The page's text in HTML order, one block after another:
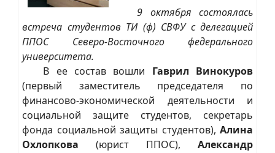
9 октября состоялась
встреча студентов ТИ (ф) СВФУ с делегацией
ППОС Северо-Восточного федерального
университета.
В ее состав вошли Гаврил Винокуров
(первый заместитель председателя по
финансово-экономической деятельности и
социальной защите студентов, секретарь
фонда социальной защиты студентов), Алина
Охлопкова (юрист ППОС), Александр